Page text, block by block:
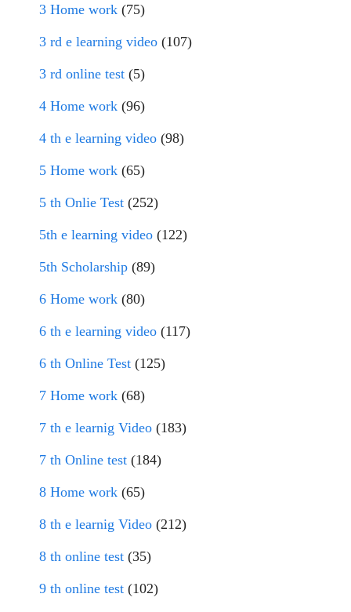
3 Home work (75)
3 rd e learning video (107)
3 rd online test (5)
4 Home work (96)
4 th e learning video (98)
5 Home work (65)
5 th Onlie Test (252)
5th e learning video (122)
5th Scholarship (89)
6 Home work (80)
6 th e learning video (117)
6 th Online Test (125)
7 Home work (68)
7 th e learnig Video (183)
7 th Online test (184)
8 Home work (65)
8 th e learnig Video (212)
8 th online test (35)
9 th online test (102)